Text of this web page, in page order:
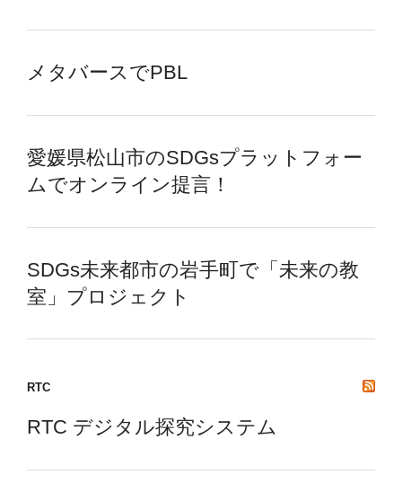
メタバースでPBL
愛媛県松山市のSDGsプラットフォー
ムでオンライン提言！
SDGs未来都市の岩手町で「未来の教
室」プロジェクト
RTC
RTC デジタル探究システム